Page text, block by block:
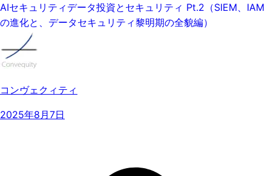
AIセキュリティデータ投資とセキュリティ Pt.2（SIEM、IAM
の進化と、データセキュリティ黎明期の全貌編）
コンヴェクィティ
2025年8月7日